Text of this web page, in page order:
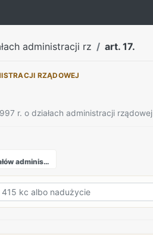
administracji rz art. 17.
RZĄDOWEJ
r. o działach administracji rządowej
Rozdział 2 - Klasyfikacja działów administracji rządowej